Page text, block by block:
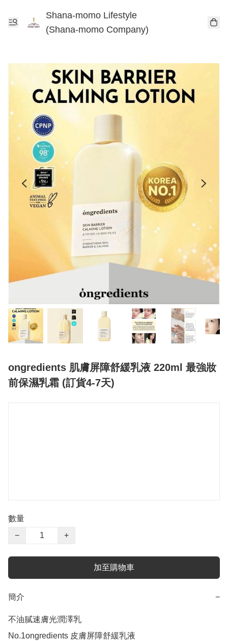
Shana-momo Lifestyle
(Shana-momo Company)
ongredients 肌膚屏障舒緩乳液 220ml 最強妝
前保濕乳霜 (訂貨4-7天)
數量
−
+
加至購物車
簡介 −
不油膩速膚光潤澤乳
No.1ongredients 皮膚屏障舒緩乳液